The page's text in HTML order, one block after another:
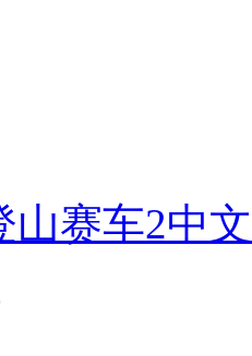
山赛车2中